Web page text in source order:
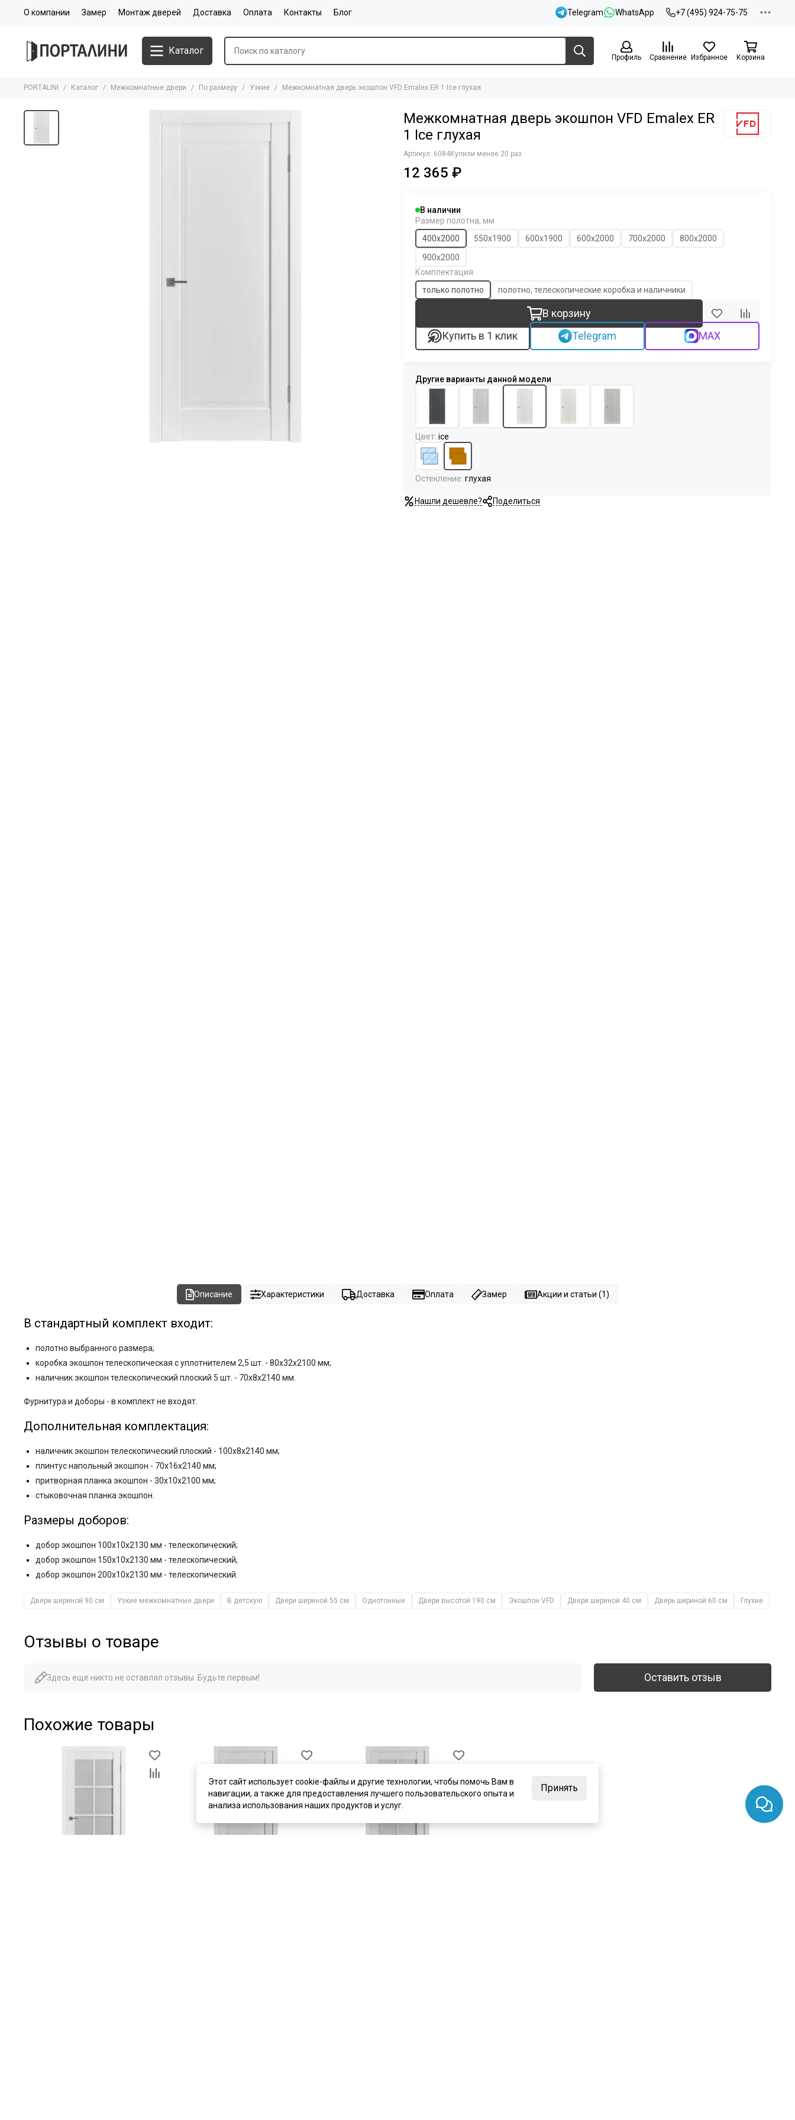
О компании Замер Монтаж дверей Доставка Оплата Контакты Блог Telegram WhatsApp +7 (495) 924-75-75
Каталог
Профиль Сравнение Избранное Корзина
PORTALINI Каталог Межкомнатные двери По размеру Узкие Межкомнатная дверь экошпон VFD Emalex ER 1 Ice глухая
Межкомнатная дверь экошпон VFD Emalex ER
1 Ice глухая
Артикул: 6084Купили менее 20 раз
12 365 ₽
В наличии
Размер полотна, мм
400x2000
550х1900 600х1900 600х2000 700х2000
800х2000
900х2000
Комплектация
только полотно
полотно, телескопические коробка и наличники
В корзину
Купить в 1 клик
Telegram MAX
Цвет: ice
Остекление: глухая
Нашли дешевле? Поделиться
Описание Характеристики Доставка Оплата Замер Акции и статьи (1)
В стандартный комплект входит:
полотно выбранного размера;
коробка экошпон телескопическая с уплотнителем 2,5 шт. - 80x32x2100 мм;
наличник экошпон телескопический плоский 5 шт. - 70x8x2140 мм.
Фурнитура и доборы - в комплект не входят.
Дополнительная комплектация:
наличник экошпон телескопический плоский - 100x8x2140 мм;
плинтус напольный экошпон - 70x16x2140 мм;
притворная планка экошпон - 30x10x2100 мм;
стыковочная планка экошпон.
Размеры доборов:
добор экошпон 100x10x2130 мм - телескопический;
добор экошпон 150x10x2130 мм - телескопический;
добор экошпон 200x10x2130 мм - телескопический.
Двери шириной 90 см Узкие межкомнатные двери В детскую Двери шириной 55 см Однотонные Двери высотой 190 см Экошпон VFD Двери шириной 40 см Дверь шириной 60 см Глухие
Отзывы о товаре
Здесь еще никто не оставлял отзывы. Будьте первым! Оставить отзыв
Похожие товары
Этот сайт использует cookie-файлы и другие технологии, чтобы помочь Вам в
навигации, а также для предоставления лучшего пользовательского опыта и
анализа использования наших продуктов и услуг.
Принять